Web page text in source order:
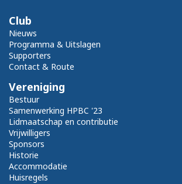
Club
Nieuws
Programma & Uitslagen
Supporters
Contact & Route
Vereniging
Bestuur
Samenwerking HPBC '23
Lidmaatschap en contributie
Vrijwilligers
Sponsors
Historie
Accommodatie
Huisregels